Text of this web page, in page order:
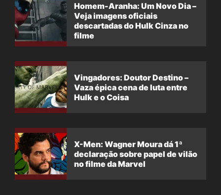
Homem-Aranha: Um Novo Dia –
Veja imagens oficiais
descartadas do Hulk Cinza no
filme
Vingadores: Doutor Destino –
Vaza épica cena de luta entre
Hulk e o Coisa
X-Men: Wagner Moura dá 1ª
declaração sobre papel de vilão
no filme da Marvel